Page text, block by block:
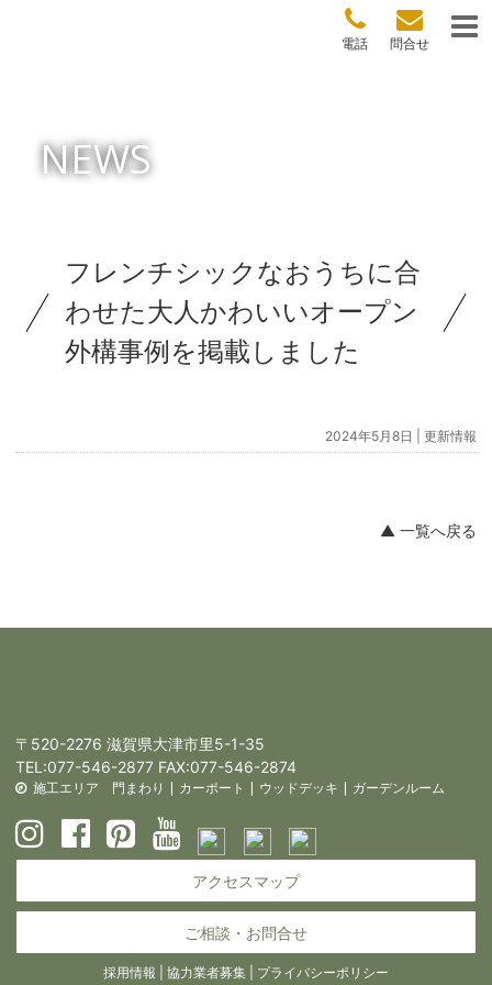
問合せ
電話
NEWS
フレンチシックなおうちに合
わせた大人かわいいオープン
外構事例を掲載しました
2024年5月8日 | 更新情報
▲ 一覧へ戻る
〒520-2276 滋賀県大津市里5-1-35
TEL:077-546-2877 FAX:077-546-2874
施工エリア 門まわり | カーポート | ウッドデッキ | ガーデンルーム
アクセスマップ
ご相談・お問合せ
採用情報 協力業者募集 プライバシーポリシー